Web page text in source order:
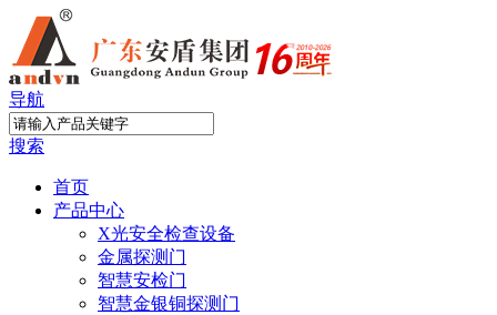
导航
搜索
首页
产品中心
X光安全检查设备
金属探测门
智慧安检门
智慧金银铜探测门